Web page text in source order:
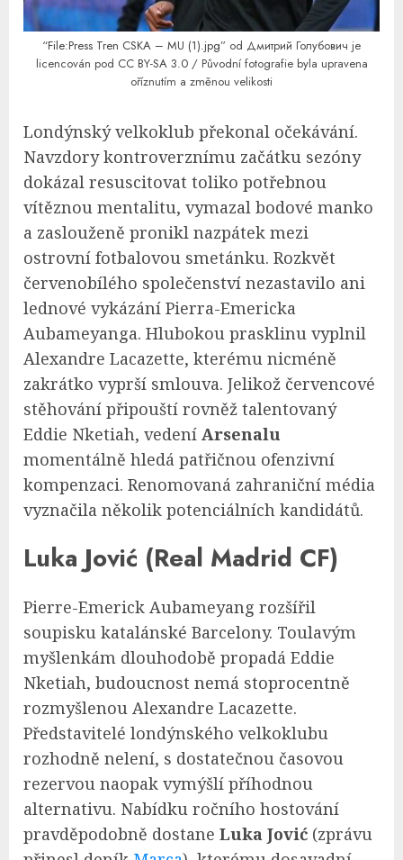
“File:Press Tren CSKA – MU (1).jpg” od Дмитрий Голубович je
licencován pod CC BY-SA 3.0/ Původní fotografie byla upravena
oříznutím a změnou velikosti
Londýnský velkoklub překonal očekávání.
Navzdory kontroverznímu začátku sezóny
dokázal resuscitovat toliko potřebnou
vítěznou mentalitu, vymazal bodové manko
a zaslouženě pronikl nazpátek mezi
ostrovní fotbalovou smetánku. Rozkvět
červenobílého společenství nezastavilo ani
lednové vykázání Pierra-Emericka
Aubameyanga. Hlubokou prasklinu vyplnil
Alexandre Lacazette, kterému nicméně
zakrátko vyprší smlouva. Jelikož červencové
stěhování připouští rovněž talentovaný
Eddie Nketiah, vedení Arsenalu
momentálně hledá patřičnou ofenzivní
kompenzaci. Renomovaná zahraniční média
vyznačila několik potenciálních kandidátů.
Luka Jović (Real Madrid CF)
Pierre-Emerick Aubameyang rozšířil
soupisku katalánské Barcelony. Toulavým
myšlenkám dlouhodobě propadá Eddie
Nketiah, budoucnost nemá stoprocentně
rozmyšlenou Alexandre Lacazette.
Představitelé londýnského velkoklubu
rozhodně nelení, s dostatečnou časovou
rezervou naopak vymýšlí příhodnou
alternativu. Nabídku ročního hostování
pravděpodobně dostane Luka Jović (zprávu